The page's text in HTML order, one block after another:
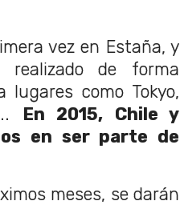
vez en Estaña, y
de forma
lugares como Tokyo,
En 2015, Chile y
en ser parte de
meses, se darán